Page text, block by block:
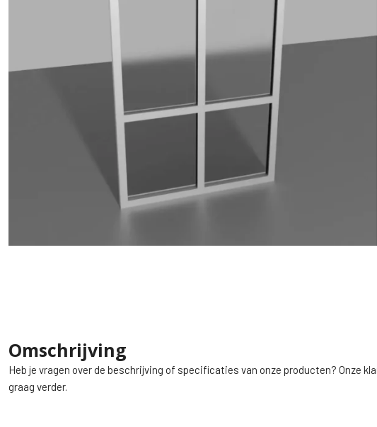
Omschrijving
Heb je vragen over de beschrijving of specificaties van onze producten? Onze
graag verder.